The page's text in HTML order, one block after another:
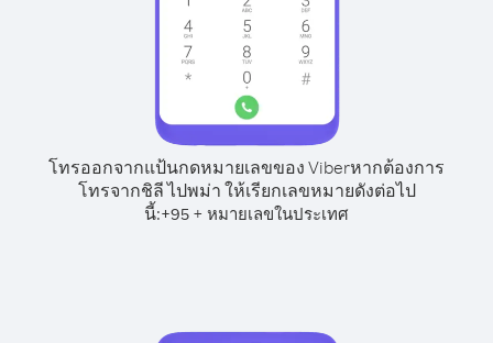
โทรออกจากแป้นกดหมายเลขของ Viberหากต้องการ
โทรจากชิลี ไปพม่า ให้เรียกเลขหมายดังต่อไป
นี้:+95 + หมายเลขในประเทศ